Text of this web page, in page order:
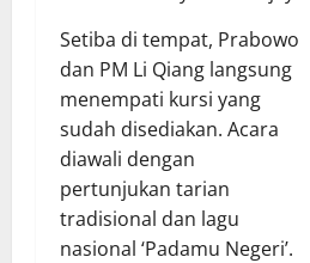
Setiba di tempat, Prabowo
dan PM Li Qiang langsung
menempati kursi yang
sudah disediakan. Acara
diawali dengan
pertunjukan tarian
tradisional dan lagu
nasional ‘Padamu Negeri’.